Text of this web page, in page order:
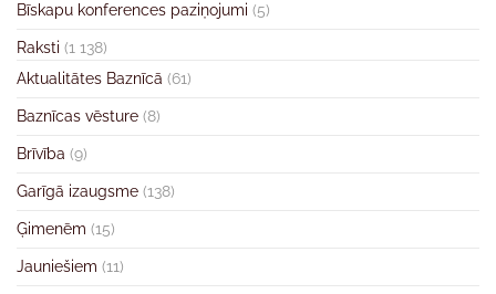
Bīskapu konferences paziņojumi (5)
Raksti (1 138)
Aktualitātes Baznīcā (61)
Baznīcas vēsture (8)
Brīvība (9)
Garīgā izaugsme (138)
Ģimenēm (15)
Jauniešiem (11)